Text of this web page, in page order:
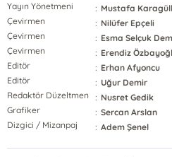
Yayın Yönetmeni : Mustafa
Çevirmen
: Nilüfer Epçeli
Çevirmen
: Esma Selçuk
Çevirmen
: Erendiz
Editör
: Erhan Afyoncu
Editör
: Uğur Demir
Redaktör Düzeltmen
: Nusret Gedik
Grafiker
: Sercan Arslan
Dizgici / Mizanpaj
: Adem Şenel